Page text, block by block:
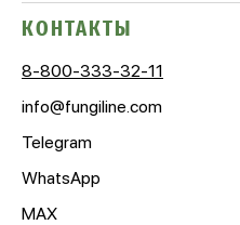
КОНТАКТЫ
8-800-333-32-11
info@fungiline.com
Telegram
WhatsApp
MAX